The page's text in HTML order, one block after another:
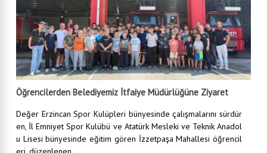
Öğrencilerden Belediyemiz İtfaiye Müdürlüğüne Ziyaret
Değer Erzincan Spor Kulüpleri bünyesinde çalışmalarını sürdür
en, İl Emniyet Spor Kulübü ve Atatürk Mesleki ve Teknik Anadol
u Lisesi bünyesinde eğitim gören İzzetpaşa Mahallesi öğrencil